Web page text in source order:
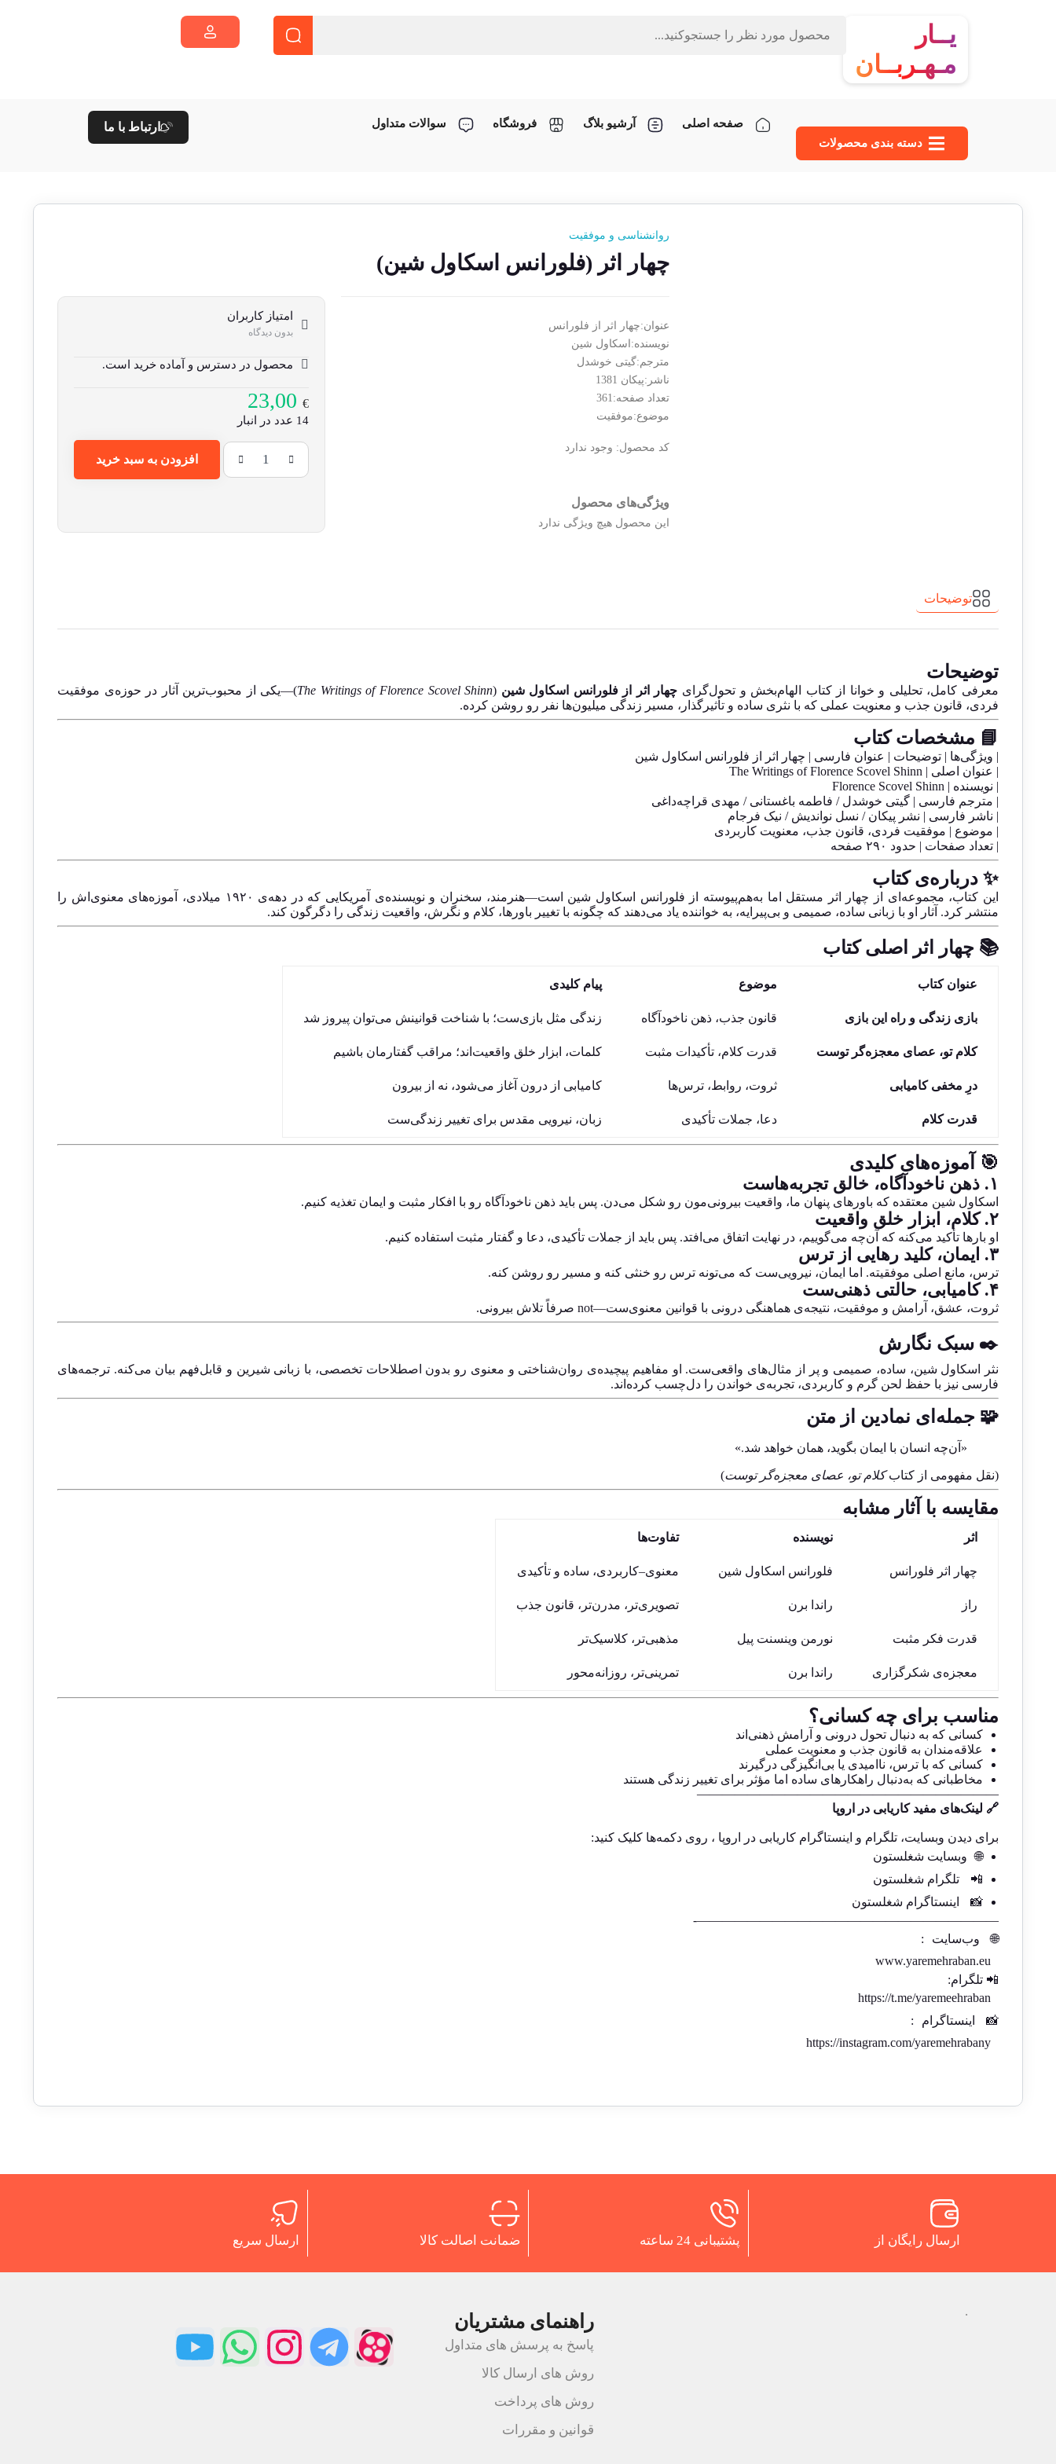
یــار
مـهـربــان
دسته‌ بندی محصولات
صفحه اصلی آرشیو بلاگ فروشگاه سوالات متداول ارتباط با ما
روانشناسی و موفقیت
چهار اثر (فلورانس اسکاول شین)
عنوان:چهار اثر از فلورانس
نویسنده:اسکاول شین
مترجم:گیتی خوشدل
ناشر:پیکان 1381
تعداد صفحه:361
موضوع:موفقیت
کد محصول: وجود ندارد
ویژگی‌های محصول
این محصول هیچ ویژگی ندارد
امتیاز کاربران
بدون دیدگاه
محصول در دسترس و آماده خرید است.
23,00€
14 عدد در انبار
افزودن به سبد خرید
توضیحات
توضیحات
معرفی کامل، تحلیلی و خوانا از کتاب الهام‌بخش و تحول‌گرای چهار اثر از فلورانس اسکاول شین (
The Writings of Florence Scovel Shinn)—یکی از محبوب‌ترین آثار در حوزه‌ی موفقیت
فردی، قانون جذب و معنویت عملی که با نثری ساده و تأثیرگذار، مسیر زندگی میلیون‌ها نفر رو روشن کرده.
📘 مشخصات کتاب
| ویژگی‌ها | توضیحات | عنوان فارسی | چهار اثر از فلورانس اسکاول شین
| عنوان اصلی | The Writings of Florence Scovel Shinn
| نویسنده | Florence Scovel Shinn
| مترجم فارسی | گیتی خوشدل / فاطمه باغستانی / مهدی قراچه‌داغی
| ناشر فارسی | نشر پیکان / نسل نواندیش / نیک فرجام
| موضوع | موفقیت فردی، قانون جذب، معنویت کاربردی
| تعداد صفحات | حدود ۲۹۰ صفحه
✨ درباره‌ی کتاب
این کتاب، مجموعه‌ای از چهار اثر مستقل اما به‌هم‌پیوسته از فلورانس اسکاول شین است—هنرمند، سخنران و نویسنده‌ی آمریکایی که در دهه‌ی ۱۹۲۰ میلادی، آموزه‌های معنوی‌اش را
منتشر کرد. آثار او با زبانی ساده، صمیمی و بی‌پیرایه، به خواننده یاد می‌دهند که چگونه با تغییر باورها، کلام و نگرش، واقعیت زندگی را دگرگون کند.
📚 چهار اثر اصلی کتاب
عنوان کتاب موضوع پیام کلیدی
بازی زندگی و راه این بازی قانون جذب، ذهن ناخودآگاه زندگی مثل بازی‌ست؛ با شناخت قوانینش می‌توان پیروز شد
کلام تو، عصای معجزه‌گر توست قدرت کلام، تأکیدات مثبت کلمات، ابزار خلق واقعیت‌اند؛ مراقب گفتارمان باشیم
درِ مخفی کامیابی ثروت، روابط، ترس‌ها کامیابی از درون آغاز می‌شود، نه از بیرون
قدرت کلام دعا، جملات تأکیدی زبان، نیرویی مقدس برای تغییر زندگی‌ست
🎯 آموزه‌های کلیدی
۱. ذهن ناخودآگاه، خالق تجربه‌هاست
اسکاول شین معتقده که باورهای پنهان ما، واقعیت بیرونی‌مون رو شکل می‌دن. پس باید ذهن ناخودآگاه رو با افکار مثبت و ایمان تغذیه کنیم.
۲. کلام، ابزار خلق واقعیت
او بارها تأکید می‌کنه که آن‌چه می‌گوییم، در نهایت اتفاق می‌افتد. پس باید از جملات تأکیدی، دعا و گفتار مثبت استفاده کنیم.
۳. ایمان، کلید رهایی از ترس
ترس، مانع اصلی موفقیته. اما ایمان، نیرویی‌ست که می‌تونه ترس رو خنثی کنه و مسیر رو روشن کنه.
۴. کامیابی، حالتی ذهنی‌ست
ثروت، عشق، آرامش و موفقیت، نتیجه‌ی هماهنگی درونی با قوانین معنوی‌ست—not صرفاً تلاش بیرونی.
✒️ سبک نگارش
نثر اسکاول شین، ساده، صمیمی و پر از مثال‌های واقعی‌ست. او مفاهیم پیچیده‌ی روان‌شناختی و معنوی رو بدون اصطلاحات تخصصی، با زبانی شیرین و قابل‌فهم بیان می‌کنه. ترجمه‌های
فارسی نیز با حفظ لحن گرم و کاربردی، تجربه‌ی خواندن را دل‌چسب کرده‌اند.
🧩 جمله‌ای نمادین از متن
«آن‌چه انسان با ایمان بگوید، همان خواهد شد.»
(نقل مفهومی از کتابکلام تو، عصای معجزه‌گر توست)
مقایسه با آثار مشابه
اثر نویسنده تفاوت‌ها
چهار اثر فلورانس فلورانس اسکاول شین معنوی–کاربردی، ساده و تأکیدی
راز راندا برن تصویری‌تر، مدرن‌تر، قانون جذب
قدرت فکر مثبت نورمن وینسنت پیل مذهبی‌تر، کلاسیک‌تر
معجزه‌ی شکرگزاری راندا برن تمرینی‌تر، روزانه‌محور
مناسب برای چه کسانی؟
کسانی که به دنبال تحول درونی و آرامش ذهنی‌اند
علاقه‌مندان به قانون جذب و معنویت عملی
کسانی که با ترس، ناامیدی یا بی‌انگیزگی درگیرند
مخاطبانی که به‌دنبال راهکارهای ساده اما مؤثر برای تغییر زندگی هستند
————————————————————————
🔗 لینک‌های مفید کاریابی در اروپا
برای دیدن وبسایت، تلگرام و اینستاگرام کاریابی در اروپا ، روی دکمه‌ها کلیک کنید:
🌐
وبسایت شغلستون
📲
تلگرام شغلستون
📸
اینستاگرام شغلستون
————————————————————————-
🌐
وب‌سایت
:
www.yaremehraban.eu
📲 تلگرام:
https://t.me/yaremeehraban
📸
اینستاگرام
:
https://instagram.com/yaremehrabany
ارسال رایگان از پشتیبانی 24 ساعته ضمانت اصالت کالا ارسال سریع
. راهنمای مشتریان
پاسخ به پرسش های متداول
روش های ارسال کالا
روش های پرداخت
قوانین و مقررات